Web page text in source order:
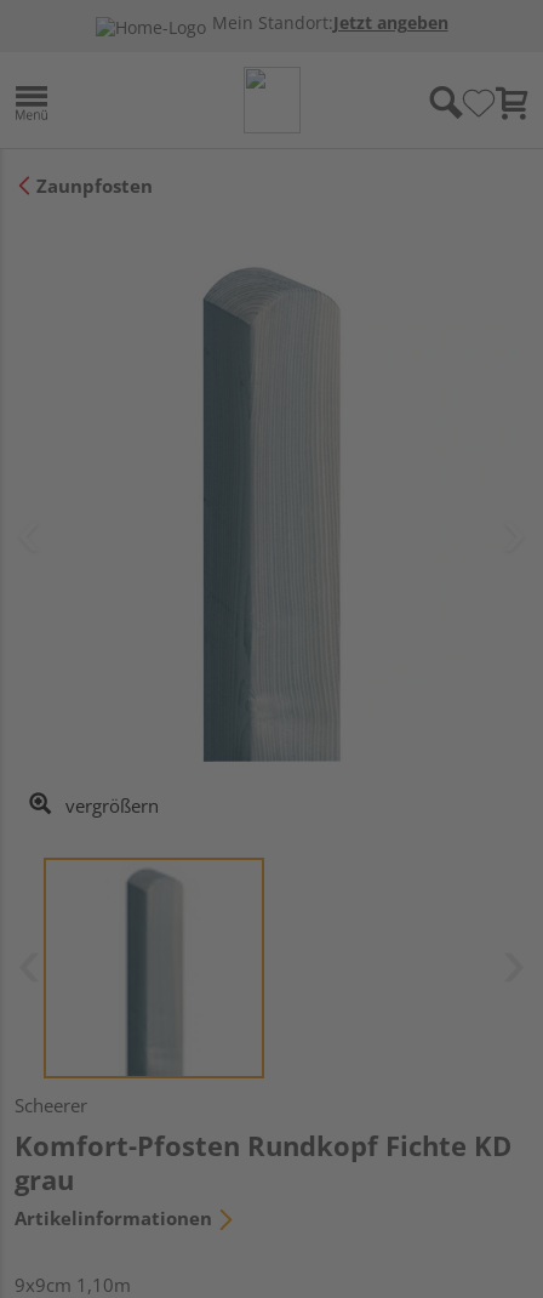
Mein Standort:Jetzt angeben
Zaunpfosten
vergrößern
Scheerer
Komfort-Pfosten Rundkopf Fichte KD
grau
Artikelinformationen
9x9cm 1,10m